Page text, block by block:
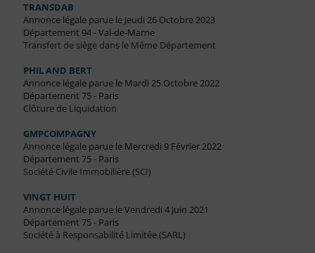
TRANSDAB
Annonce légale parue le Jeudi 26 Octobre 2023
Département 94 - Val-de-Marne
Transfert de siège dans le Même Département
PHIL AND BERT
Annonce légale parue le Mardi 25 Octobre 2022
Département 75 - Paris
Clôture de Liquidation
GMPCOMPAGNY
Annonce légale parue le Mercredi 9 Février 2022
Département 75 - Paris
Société Civile Immobilière (SCI)
VINGT HUIT
Annonce légale parue le Vendredi 4 Juin 2021
Département 75 - Paris
Société à Responsabilité Limitée (SARL)